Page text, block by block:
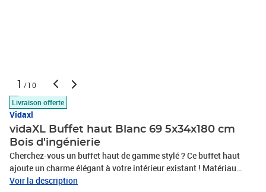
1 /10
Livraison offerte
Vidaxl
vidaXL Buffet haut Blanc 69 5x34x180 cm
Bois d'ingénierie
Cherchez-vous un buffet haut de gamme stylé ? Ce buffet haut
ajoute un charme élégant à votre intérieur existant ! Matériau
durable : le bois d'ingénierie est d'une qualité exceptionnelle avec
Voir la description